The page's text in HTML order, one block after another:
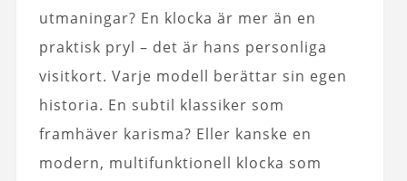
utmaningar? En klocka är mer än en
praktisk pryl – det är hans personliga
visitkort. Varje modell berättar sin egen
historia. En subtil klassiker som
framhäver karisma? Eller kanske en
modern, multifunktionell klocka som